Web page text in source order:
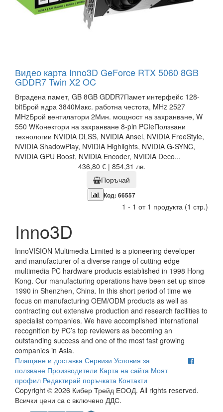
Видео карта Inno3D GeForce RTX 5060 8GB
GDDR7 Twin X2 OC
Вградена памет, GB 8GB GDDR7Памет интерфейс 128-
bitБрой ядра 3840Макс. работна честота, MHz 2527
MHzБрой вентилатори 2Мин. мощност на захранване, W
550 WКонектори на захранване 8-pin PCIeПолзвани
технологии NVIDIA DLSS, NVIDIA Ansel, NVIDIA FreeStyle,
NVIDIA ShadowPlay, NVIDIA Highlights, NVIDIA G-SYNC,
NVIDIA GPU Boost, NVIDIA Encoder, NVIDIA Deco...
436,80 € | 854,31 лв.
Поръчай
Код: 66557
1 - 1 от 1 продукта (1 стр.)
Inno3D
InnoVISION Multimedia Limited is a pioneering developer
and manufacturer of a diverse range of cutting-edge
multimedia PC hardware products established in 1998 Hong
Kong. Our manufacturing operations have been set up since
1990 in Shenzhen, China. In this short period of time we
focus on manufacturing OEM/ODM products as well as
contracting out extensive production and research facilities to
specialist companies. We have accomplished international
recognition by PC’s top reviewers as becoming an
outstanding success and one of the most fast growing
companies in Asia.
Плащане и доставка Сервизи Условия за
ползване Производители Карта на сайта Моят
профил Редактирай поръчката Контакти
Copyright © 2026 Кибер Трейд ЕООД. All rights reserved.
Всички цени са с включено ДДС.